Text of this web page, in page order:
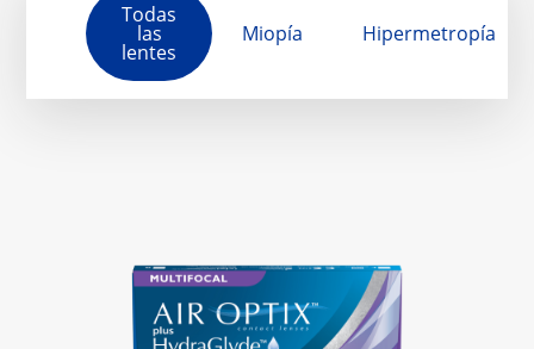
Todas
las
lentes
Miopía Hipermetropía